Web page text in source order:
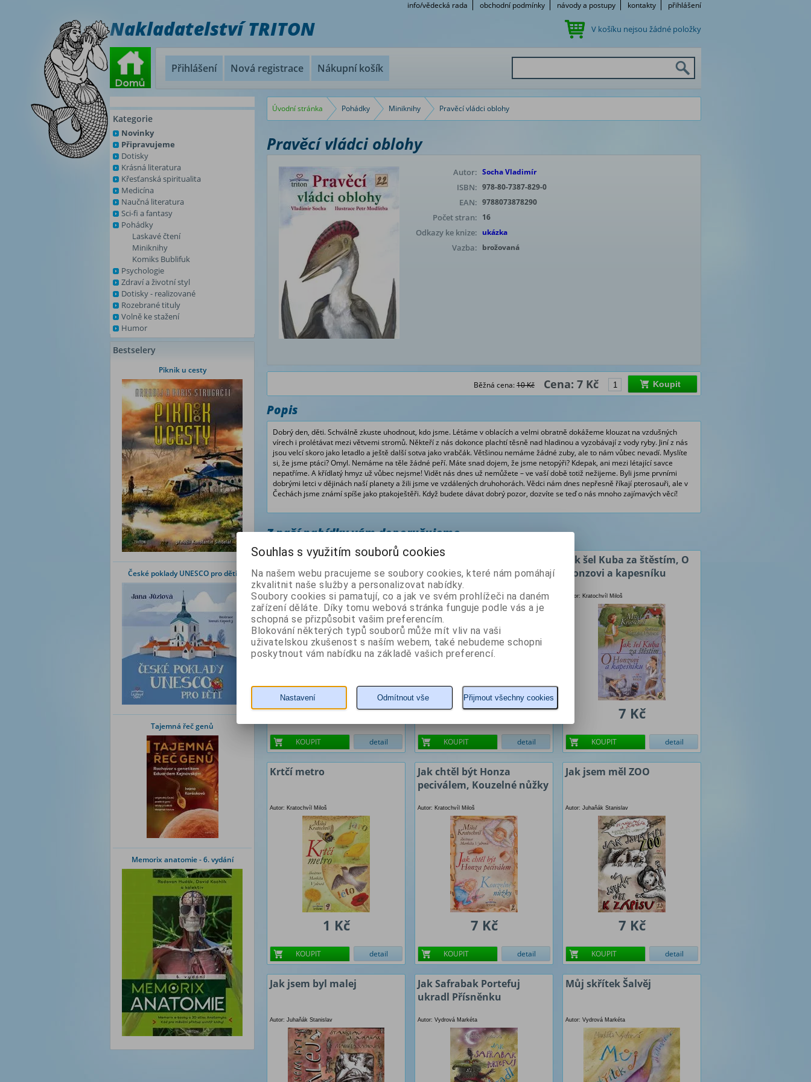
info/vědecká rada obchodní podmínky návody a postupy kontakty přihlášení
Nakladatelství TRITON V košíku nejsou žádné položky
Přihlášení Nová registrace Nákupní košík
Kategorie
Novinky
Připravujeme
Dotisky
Krásná literatura
Křesťanská spiritualita
Medicína
Naučná literatura
Sci-fi a fantasy
Pohádky
Laskavé čtení
Miniknihy
Komiks Bublifuk
Psychologie
Zdraví a životní styl
Dotisky - realizované
Rozebrané tituly
Volně ke stažení
Humor
Bestselery
Piknik u cesty
České poklady UNESCO pro děti
Tajemná řeč genů
Memorix anatomie - 6. vydání
Úvodní stránka Pohádky Miniknihy Pravěcí vládci oblohy
Pravěcí vládci oblohy
Autor: Socha Vladimír
ISBN: 978-80-7387-829-0
EAN: 9788073878290
Počet stran: 16
Odkazy ke knize: ukázka
Vazba: brožovaná
Běžná cena:10 Kč Cena: 7 Kč Koupit
Popis
Dobrý den, děti. Schválně zkuste uhodnout, kdo jsme. Létáme v oblacích a velmi obratně dokážeme klouzat na vzdušných
vírech i prolétávat mezi větvemi stromů. Někteří z nás dokonce plachtí těsně nad hladinou a vyzobávají z vody ryby. Jiní z nás
jsou velcí skoro jako letadlo a ještě další sotva jako vrabčák. Většinou nemáme žádné zuby, ale to nám vůbec nevadí. Myslíte
si, že jsme ptáci? Omyl. Nemáme na těle žádné peří. Máte snad dojem, že jsme netopýři? Kdepak, ani mezi létající savce
nepatříme. A křídlatý hmyz už vůbec nejsme! Vidět nás dnes už nemůžete – ve vaší době totiž nežijeme. Byli jsme prvními
dobrými letci v dějinách naší planety a žili jsme ve vzdálených druhohorách. Vědci nám dnes nepřesně říkají pterosauři, ale v
Čechách jsme známí spíše jako ptakoještěři. Když budete dávat dobrý pozor, dozvíte se teď o nás mnoho zajímavých věcí!
Z naší nabídky vám doporučujeme
Podivuhodní draci
Autor: Socha Vladimír
7 Kč
KOUPIT detail
Poťouši a zloděják
Autor: Kratochvíl Miloš
240 Kč
KOUPIT detail
Jak šel Kuba za štěstím, O
Honzovi a kapesníku
Autor: Kratochvíl Miloš
7 Kč
KOUPIT detail
Krtčí metro
Autor: Kratochvíl Miloš
1 Kč
KOUPIT detail
Jak chtěl být Honza
peciválem, Kouzelné nůžky
Autor: Kratochvíl Miloš
7 Kč
KOUPIT detail
Jak jsem měl ZOO
Autor: Juhaňák Stanislav
7 Kč
KOUPIT detail
Jak jsem byl malej
Autor: Juhaňák Stanislav
Jak Safrabak Portefuj
ukradl Přísněnku
Autor: Vydrová Markéta
Můj skřítek Šalvěj
Autor: Vydrová Markéta
Souhlas s využitím souborů cookies
Na našem webu pracujeme se soubory cookies, které nám pomáhají
zkvalitnit naše služby a personalizovat nabídky.
Soubory cookies si pamatují, co a jak ve svém prohlížeči na daném
zařízení děláte. Díky tomu webová stránka funguje podle vás a je
schopná se přizpůsobit vašim preferencím.
Blokování některých typů souborů může mít vliv na vaši
uživatelskou zkušenost s naším webem, také nebudeme schopni
poskytnout vám nabídku na základě vašich preferencí.
Nastavení Odmítnout vše Přijmout všechny cookies